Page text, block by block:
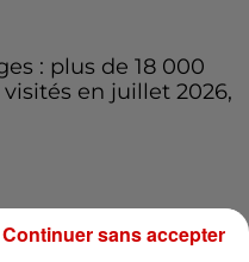
: plus de 18 000
en juillet 2026,
Voir plus
Continuer sans accepter